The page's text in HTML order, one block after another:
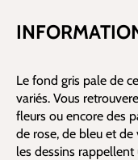
Le fond gris pale de
variés. Vous
fleurs ou encore des
de rose, de bleu et
les dessins